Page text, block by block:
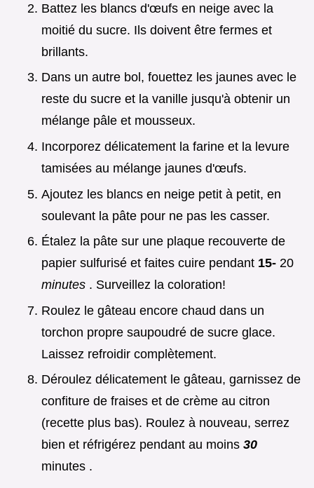
Battez les blancs d'œufs en neige avec la
moitié du sucre. Ils doivent être fermes et
brillants.
Dans un autre bol, fouettez les jaunes avec le
reste du sucre et la vanille jusqu'à obtenir un
mélange pâle et mousseux.
Incorporez délicatement la farine et la levure
tamisées au mélange jaunes d'œufs.
Ajoutez les blancs en neige petit à petit, en
soulevant la pâte pour ne pas les casser.
Étalez la pâte sur une plaque recouverte de
papier sulfurisé et faites cuire pendant 15- 20
minutes . Surveillez la coloration!
Roulez le gâteau encore chaud dans un
torchon propre saupoudré de sucre glace.
Laissez refroidir complètement.
Déroulez délicatement le gâteau, garnissez de
confiture de fraises et de crème au citron
(recette plus bas). Roulez à nouveau, serrez
bien et réfrigérez pendant au moins 30
minutes .